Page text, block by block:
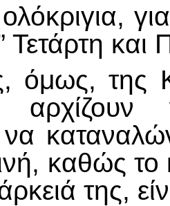
Τετάρτη και
όμως, της
αρχίζουν
να
καθώς
της,